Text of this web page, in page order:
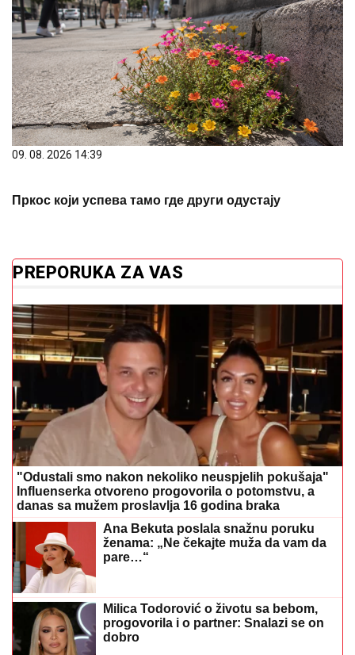
09. 08. 2026 14:39
Пркос који успева тамо где други одустају
PREPORUKA ZA VAS
"Odustali smo nakon nekoliko neuspjelih pokušaja"
Influenserka otvoreno progovorila o potomstvu, a
danas sa mužem proslavlja 16 godina braka
Ana Bekuta poslala snažnu poruku
ženama: „Ne čekajte muža da vam da
pare…“
Milica Todorović o životu sa bebom,
progovorila i o partner: Snalazi se on
dobro